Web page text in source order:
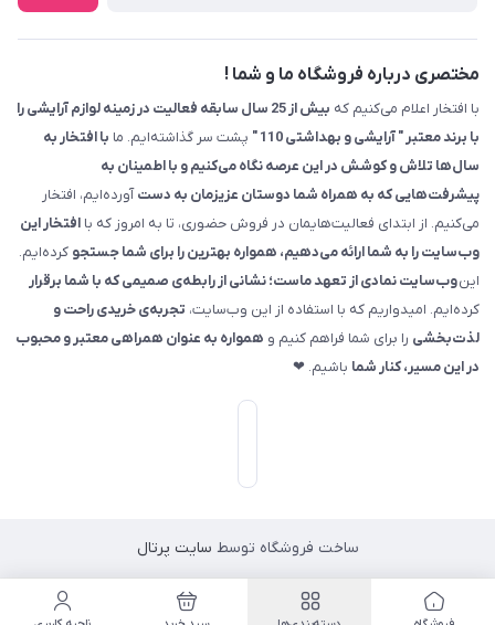
مختصری درباره فروشگاه ما و شما !
با افتخار اعلام می‌کنیم که
بیش از 25 سال سابقه فعالیت در زمینه لوازم آرایشی را
با برند معتبر " آرایشی و بهداشتی 110 "
پشت سر گذاشته‌ایم. ما با افتخار به
سال‌ها تلاش و کوشش در این عرصه نگاه می‌کنیم و با اطمینان به
پیشرفت‌هایی که به همراه شما دوستان عزیزمان به دستآورده‌ایم، افتخار
می‌کنیم. از ابتدای فعالیت‌هایمان در فروش حضوری، تا به امروز که با افتخار این
وب‌سایت را به شما ارائه می‌دهیم، همواره بهترین را برای شما جستجو کرده‌ایم.
اینوب‌سایت نمادی از تعهد ماست؛ نشانی از رابطه‌ی صمیمی که با شما برقرار
کرده‌ایم. امیدواریم که با استفاده از این وب‌سایت، تجربه‌ی خریدی راحت و
لذت‌بخشی را برای شما فراهم کنیم و همواره به عنوان همراهی معتبر و محبوب
در این مسیر، کنار شما باشیم. ❤
ساخت فروشگاه توسط سایت پرتال